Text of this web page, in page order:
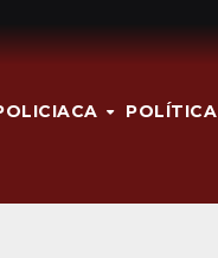
POLÍTICA